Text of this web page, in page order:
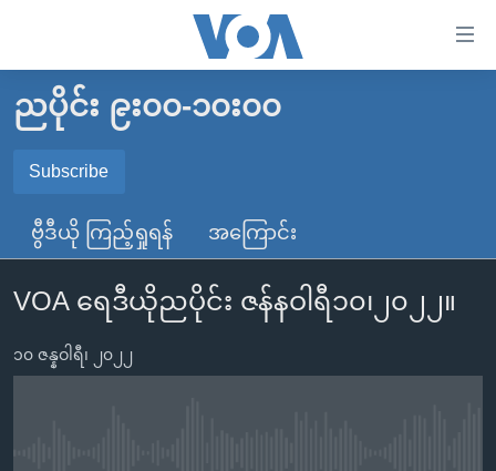
လွယ်ကူ
စေ
သည့်
Link
များ
ပင်မ
အကြောင်းအရာ
သို့
မူလစာမျက်နှာ
နိုင်ငံတကာ
တရုတ်
အစ္စရေး-ပါလက်စတိုင်း
ဗွီဒီယို
ရပ်ဝန်းတခု လမ်းတခု အလွန်
အင်္ဂလိပ်စာလေ့လာမယ်
ညပိုင်း ၉း၀၀-၁၀း၀၀
Subscribe
Spotify
ရယူရန်
ဗွီဒီယို ကြည့်ရှုရန် အကြောင်း
VOA ရေဒီယိုညပိုင်း ဇန်နဝါရီ၁၀၊၂၀၂၂။
၁၀ ဇန္နဝါရီ၊ ၂၀၂၂